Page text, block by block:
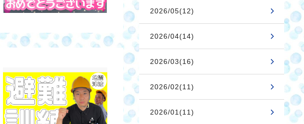
2026/05(12)
2026/04(14)
2026/03(16)
2026/02(11)
2026/01(11)